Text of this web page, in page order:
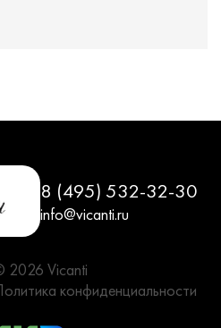
8 (495) 532-32-30
info@vicanti.ru
2026 Vicanti
конфиденциальности